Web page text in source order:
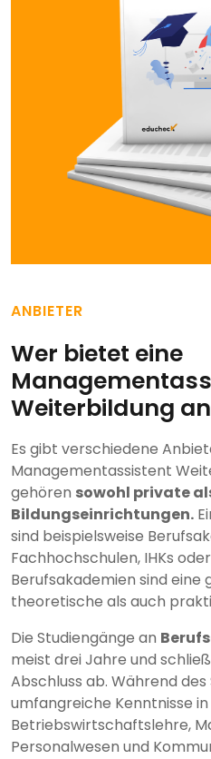
ANBIETER
Wer bietet eine
Weiterbildung
Es gibt verschiedene
Managementassistent
gehören sowohl private
Bildungseinrichtungen.
sind beispielsweise
Fachhochschulen, IHKs
Berufsakademien sind eine
theoretische als auch
Die Studiengänge an
meist drei Jahre und
Abschluss ab. Während
umfangreiche Kenntnisse
Betriebswirtschaftslehre,
Personalwesen und